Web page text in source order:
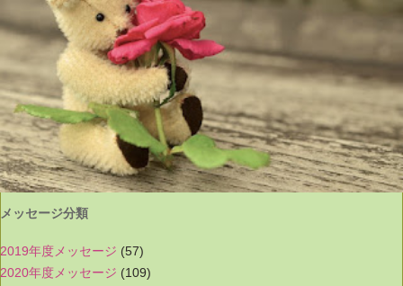
メッセージ分類
2019年度メッセージ (57)
2020年度メッセージ (109)